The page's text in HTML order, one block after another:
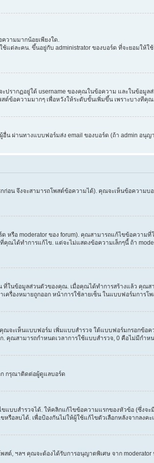
วามมากน้อยเพียงใด.
ต่ละคน. ขึ้นอยู่กับ administrator ของบอร์ด ที่จะยอมใ
รากฏอยู่ใต้ username ของคุณในข้อความ และในข้อ
ต์ข้อความมากๆ เพื่อหวังให้ระดับขั้นเพิ่มขึ้น เพราะบางที
น ผ่านทางแบบฟอร์มส่ง email ของบอร์ด (ถ้า admin อ
น จึงจะสามารถโพสต์ข้อความได้). คุณจะเห็นข้อความ
หรือ moderator ของ forum). คุณสามารถแก้ไขข้อคว
ได้ทำการแก้ไข. แต่จะไม่แสดงข้อความเล็กๆนี้ ถ้า
ในข้อมูลส่วนตัวของคุณ. เมื่อคุณได้ทำการสร้างแล้ว คุณ
รื่องหมายถูกออก หน้าการใช้ลายเซ็น ในแบบฟอร์มการโ
ะเห็นแบบฟอร์ม เพิ่มแบบสำรวจ ใต้แบบฟอร์มกรอกข้อ
คุณสามารถกำหนดเวลาการใช้แบบสำรวจ, 0 คือไม่มีกำห
กรุณาติดต่อผู้ดูแลบอร์ด
แบบสำรวจได้. ให้คลิกแก้ไขข้อความแรกของหัวข้อ (ซึ่ง
รือลบได้. เพื่อป้องกันไม่ให้ผู้ใช้แก้ไขตัวเลือกหลังจากลงค
สต์, ฯลฯ คุณจะต้องได้รับการอนุญาตพิเศษ จาก